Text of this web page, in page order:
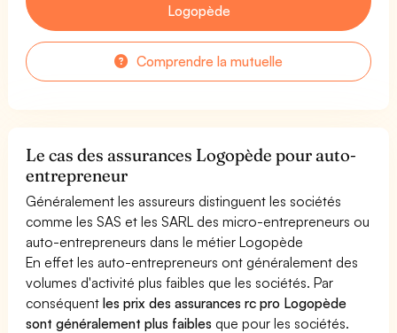
Logopède
Comprendre la mutuelle
Le cas des assurances Logopède pour auto-
entrepreneur
Généralement les assureurs distinguent les sociétés
comme les SAS et les SARL des micro-entrepreneurs ou
auto-entrepreneurs dans le métier Logopède
En effet les auto-entrepreneurs ont généralement des
volumes d'activité plus faibles que les sociétés. Par
conséquentles prix des assurances rc pro Logopède
sont généralement plus faibles que pour les sociétés.